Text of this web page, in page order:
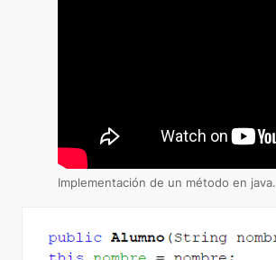
Implementación de un método en java.